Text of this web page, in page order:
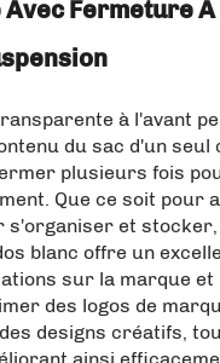
Fermeture
à l'avant
du sac d'un
plusieurs fois
Que ce soit pour
s'organiser et stocker,
blanc offre un
sur la marque et
des logos de
designs créatifs,